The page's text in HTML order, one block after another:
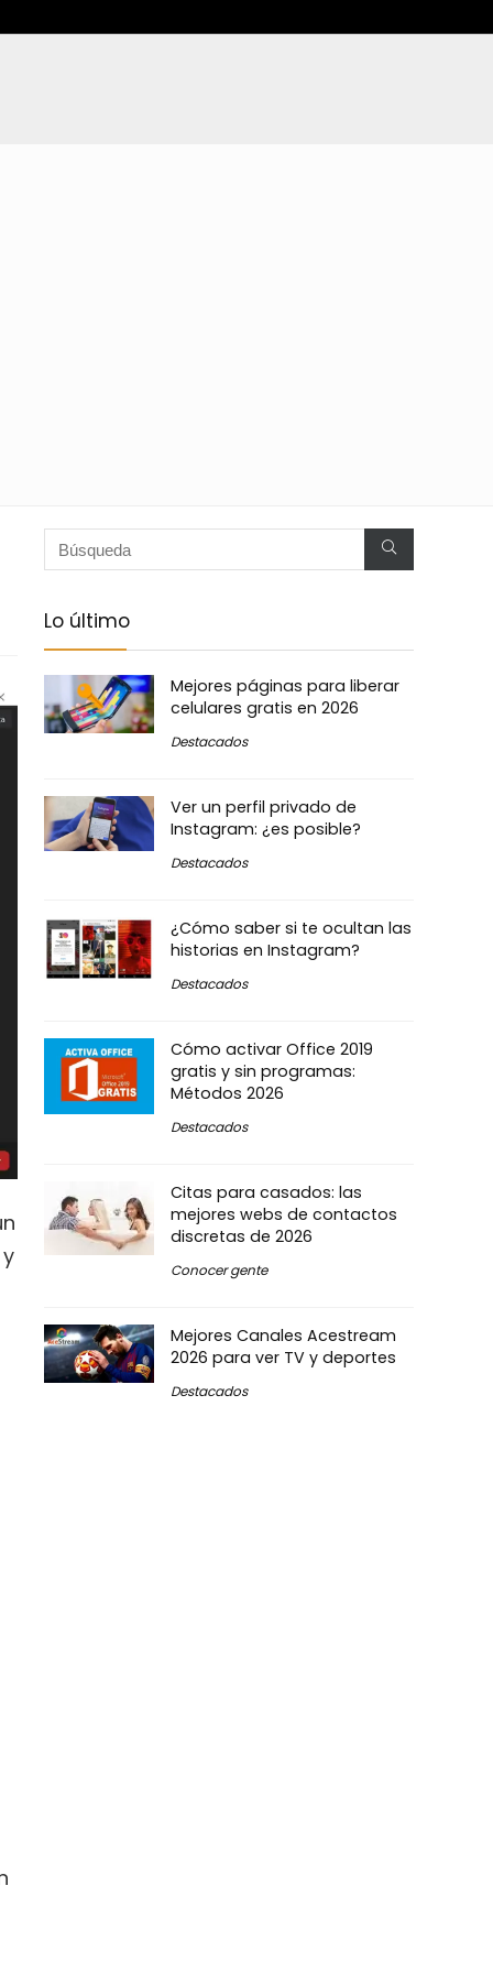
Lo último
Mejores páginas para liberar
celulares gratis en 2026
Destacados
Ver un perfil privado de
Instagram: ¿es posible?
Destacados
¿Cómo saber si te ocultan las
historias en Instagram?
Destacados
Cómo activar Office 2019
gratis y sin programas:
Métodos 2026
Destacados
Citas para casados: las
mejores webs de contactos
discretas de 2026
Conocer gente
Mejores Canales Acestream
2026 para ver TV y deportes
Destacados